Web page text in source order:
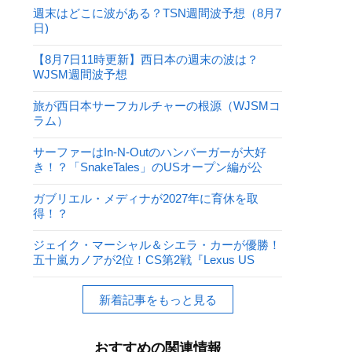
週末はどこに波がある？TSN週間波予想（8月7
日)
【8月7日11時更新】西日本の週末の波は？
WJSM週間波予想
旅が西日本サーフカルチャーの根源（WJSMコ
ラム）
サーファーはIn-N-Outのハンバーガーが大好
き！？「SnakeTales」のUSオープン編が公
ガブリエル・メディナが2027年に育休を取
得！？
ジェイク・マーシャル＆シエラ・カーが優勝！
五十嵐カノアが2位！CS第2戦『Lexus US
新着記事をもっと見る
おすすめの関連情報